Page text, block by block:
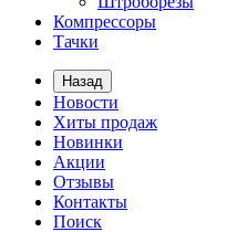
Компрессоры
Тачки
Назад
Новости
Хиты продаж
Новинки
Акции
Отзывы
Контакты
Поиск